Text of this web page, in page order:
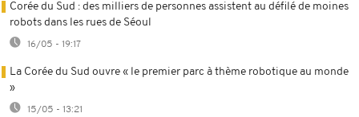
Corée du Sud : des milliers de personnes assistent au défilé de moines
robots dans les rues de Séoul
16/05 - 19:17
La Corée du Sud ouvre « le premier parc à thème robotique au monde
»
15/05 - 13:21